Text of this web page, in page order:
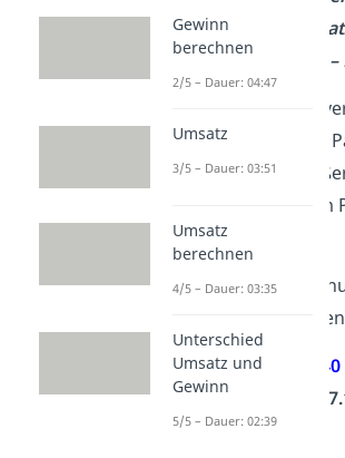
Rabatt B)) +
(Verkaufspreis C –
Der Schuhverkäufer
zusätzlich zu den 100
50 PaarSandalen
pro Paar.
Insgesamt hat der
dem Monat dann
100•60 €) + (
Gewinn
berechnen
2/5 – Dauer: 04:47
Umsatz
3/5 – Dauer: 03:51
Umsatz
berechnen
4/5 – Dauer: 03:35
Unterschied
Umsatz und
Gewinn
5/5 – Dauer: 02:39